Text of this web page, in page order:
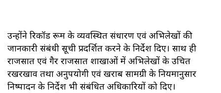
उन्होंने रिकॉर्ड रूम के व्यवस्थित संधारण एवं अभिलेखों की
जानकारी संबंधी सूची प्रदर्शित करने के निर्देश दिए। साथ ही
राजसात एवं गैर राजसात शाखाओं में अभिलेखों के उचित
रखरखाव तथा अनुपयोगी एवं खराब सामग्री के नियमानुसार
निष्पादन के निर्देश भी संबंधित अधिकारियों को दिए।